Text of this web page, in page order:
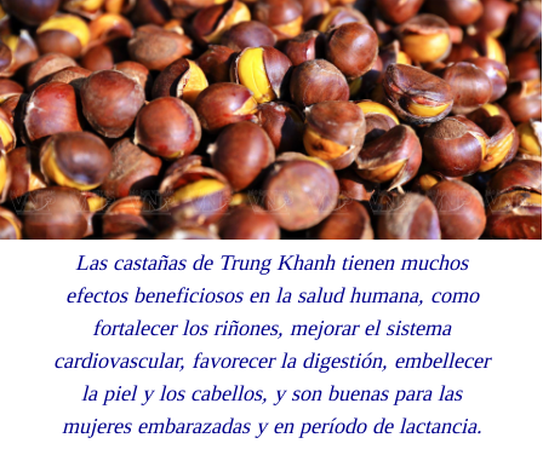
Las castañas de Trung Khanh tienen muchos
efectos beneficiosos en la salud humana, como
fortalecer los riñones, mejorar el sistema
cardiovascular, favorecer la digestión, embellecer
la piel y los cabellos, y son buenas para las
mujeres embarazadas y en período de lactancia.